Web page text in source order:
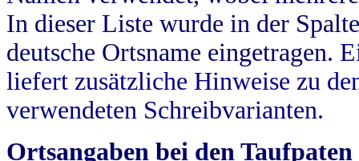
In dieser Liste wurde in der
deutsche Ortsname eingetragen.
liefert zusätzliche Hinweise zu
verwendeten Schreibvarianten.
Ortsangaben bei den Taufpaten